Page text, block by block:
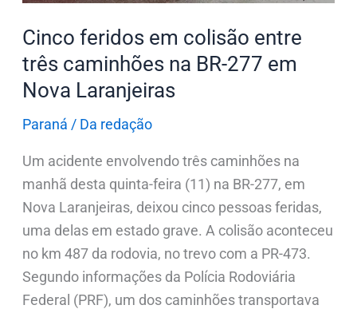
Cinco feridos em colisão entre
três caminhões na BR-277 em
Nova Laranjeiras
Paraná / Da redação
Um acidente envolvendo três caminhões na
manhã desta quinta-feira (11) na BR-277, em
Nova Laranjeiras, deixou cinco pessoas feridas,
uma delas em estado grave. A colisão aconteceu
no km 487 da rodovia, no trevo com a PR-473.
Segundo informações da Polícia Rodoviária
Federal (PRF), um dos caminhões transportava
277
em
Nova
Laranjeiras